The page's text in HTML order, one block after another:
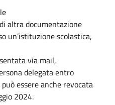
altra documentazione
un’istituzione scolastica,
via mail,
delegata entro
essere anche revocata
2024.